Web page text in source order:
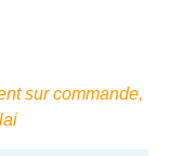
sur commande,